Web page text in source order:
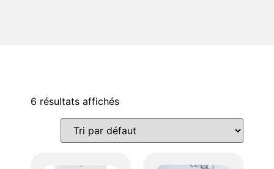
6 résultats affichés